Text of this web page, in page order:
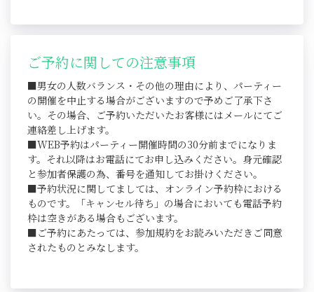
ご予約に関しての注意事項
■男女の人数バランス・その他の理由により、パーティー
の開催を中止する場合がございますので予めご了承下さ
い。その場合、ご予約いただいたお客様にはメールにてご
連絡差し上げます。
■WEB予約はパーティー開催時間の30分前までになりま
す。それ以降はお電話にてお申し込みください。身元確認
と参加者保護の為、番号を通知してお掛けください。
■予約状況に関してましては、オンライン予約枠における
ものです。「キャンセル待ち」の場合においても電話予約
枠は空きがある場合もございます。
■ご予約にあたっては、参加規約をお読みいただきご同意
されたものとみなします。